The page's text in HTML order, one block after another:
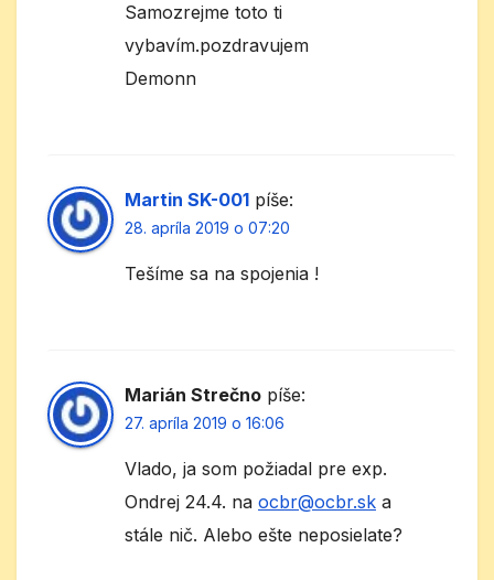
Samozrejme toto ti
vybavím.pozdravujem
Demonn
Martin SK-001 píše:
28. apríla 2019 o 07:20
Tešíme sa na spojenia !
Marián Strečno píše:
27. apríla 2019 o 16:06
Vlado, ja som požiadal pre exp.
Ondrej 24.4. na ocbr@ocbr.sk a
stále nič. Alebo ešte neposielate?